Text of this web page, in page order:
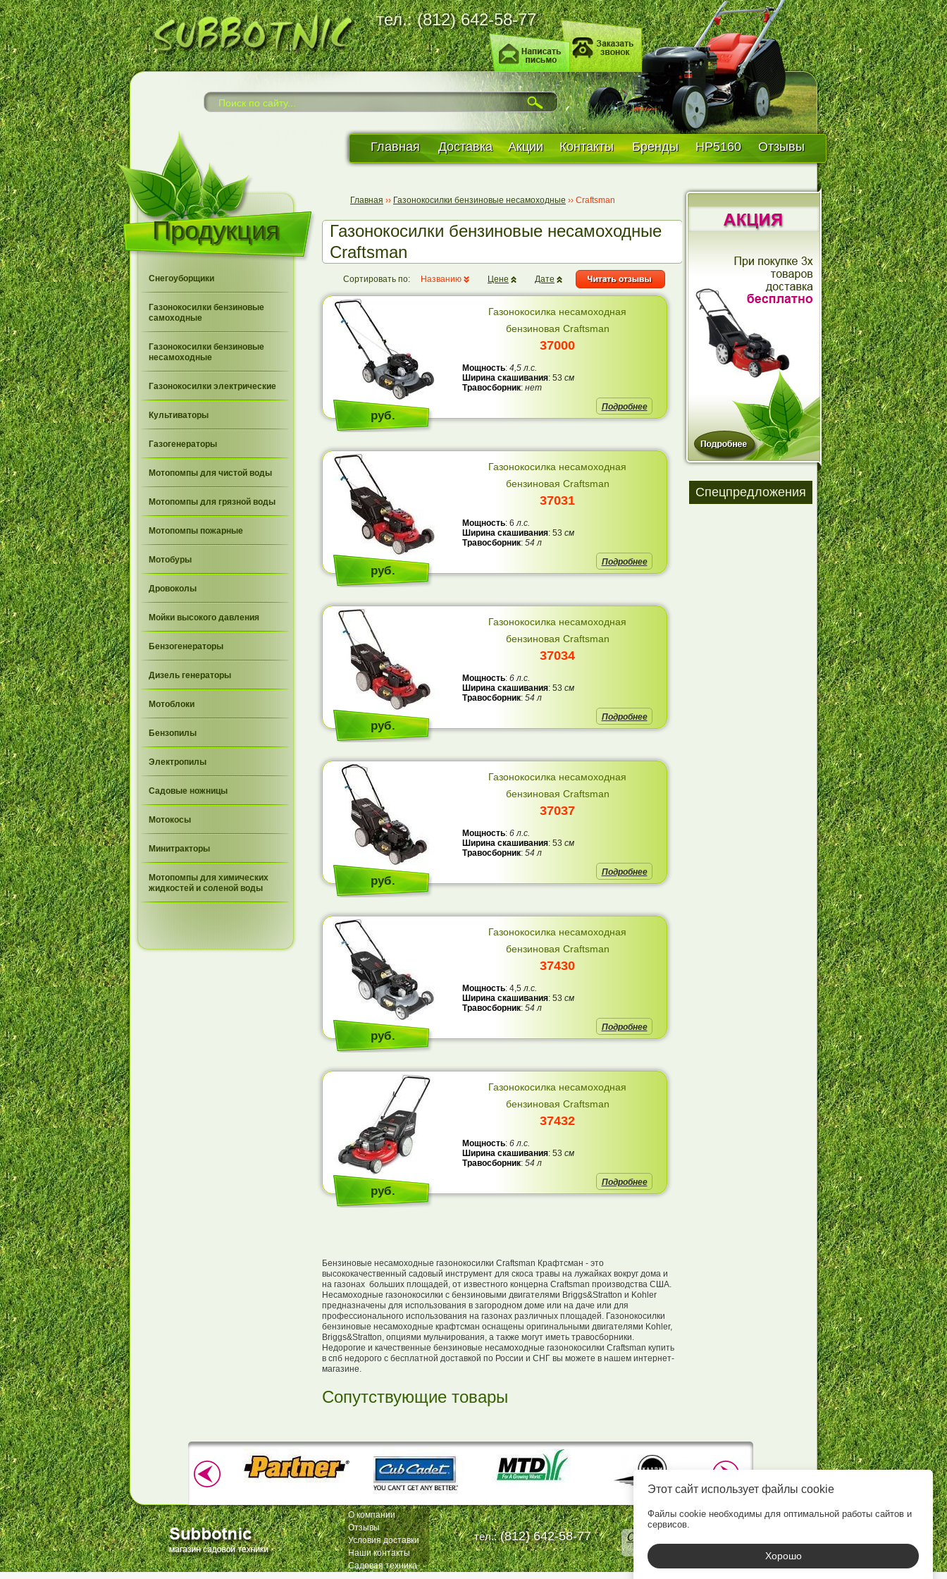
тел.: (812) 642-58-77
Главная Доставка Акции Контакты Бренды HP5160 Отзывы
Продукция
Снегоуборщики
Газонокосилки бензиновые
самоходные
Газонокосилки бензиновые
несамоходные
Газонокосилки электрические
Культиваторы
Газогенераторы
Мотопомпы для чистой воды
Мотопомпы для грязной воды
Мотопомпы пожарные
Мотобуры
Дровоколы
Мойки высокого давления
Бензогенераторы
Дизель генераторы
Мотоблоки
Бензопилы
Электропилы
Садовые ножницы
Мотокосы
Минитракторы
Мотопомпы для химических
жидкостей и соленой воды
Спецпредложения
Главная ›› Газонокосилки бензиновые несамоходные ›› Craftsman
Газонокосилки бензиновые несамоходные
Craftsman
Сортировать по: Названию Цене Дате
Газонокосилка несамоходная
бензиновая Craftsman
37000
руб.
Подробнее
Мощность: 4,5 л.с.
Ширина скашивания: 53 см
Травосборник: нет
Газонокосилка несамоходная
бензиновая Craftsman
37031
руб.
Подробнее
Мощность: 6 л.с.
Ширина скашивания: 53 см
Травосборник: 54 л
Газонокосилка несамоходная
бензиновая Craftsman
37034
руб.
Подробнее
Мощность: 6 л.с.
Ширина скашивания: 53 см
Травосборник: 54 л
Газонокосилка несамоходная
бензиновая Craftsman
37037
руб.
Подробнее
Мощность: 6 л.с.
Ширина скашивания: 53 см
Травосборник: 54 л
Газонокосилка несамоходная
бензиновая Craftsman
37430
руб.
Подробнее
Мощность: 4,5 л.с.
Ширина скашивания: 53 см
Травосборник: 54 л
Газонокосилка несамоходная
бензиновая Craftsman
37432
руб.
Подробнее
Мощность: 6 л.с.
Ширина скашивания: 53 см
Травосборник: 54 л
Бензиновые несамоходные газонокосилки Craftsman Крафтсман - это
высококачественный садовый инструмент для скоса травы на лужайках вокруг дома и
на газонах больших площадей, от известного концерна Craftsman производства США.
Несамоходные газонокосилки с бензиновыми двигателями Briggs&Stratton и Kohler
предназначены для использования в загородном доме или на даче или для
профессионального использования на газонах различных площадей. Газонокосилки
бензиновые несамоходные крафтсман оснащены оригинальными двигателями Kohler,
Briggs&Stratton, опциями мульчирования, а также могут иметь травосборники.
Недорогие и качественные бензиновые несамоходные газонокосилки Craftsman купить
в спб недорого с бесплатной доставкой по России и СНГ вы можете в нашем интернет-
магазине.
Сопутствующие товары
О компании
Отзывы
Условия доставки
Наши контакты
Садовая техника
тел.:(812) 642-58-77
Этот сайт использует файлы cookie
Файлы cookie необходимы для оптимальной работы сайтов и
сервисов.
Хорошо